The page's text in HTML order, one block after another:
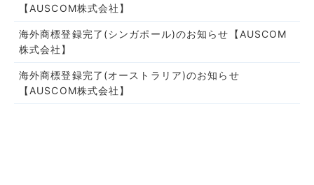
【AUSCOM株式会社】
海外商標登録完了(シンガポール)のお知らせ【AUSCOM
株式会社】
海外商標登録完了(オーストラリア)のお知らせ
【AUSCOM株式会社】